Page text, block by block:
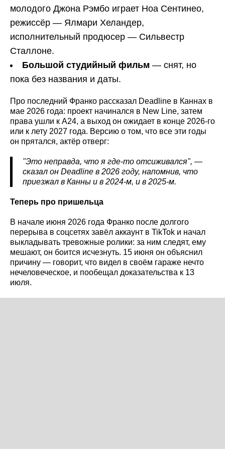
молодого Джона Рэмбо играет Ноа Сентинео,
режиссёр — Ялмари Хеландер,
исполнительный продюсер — Сильвестр
Сталлоне.
Большой студийный фильм — снят, но
пока без названия и даты.
Про последний Франко рассказал Deadline в Каннах в
мае 2026 года: проект начинался в New Line, затем
права ушли к A24, а выход он ожидает в конце 2026-го
или к лету 2027 года. Версию о том, что все эти годы
он прятался, актёр отверг:
"Это неправда, что я где-то отсиживался", —
сказал он Deadline в 2026 году, напомнив, что
приезжал в Канны и в 2024-м, и в 2025-м.
Теперь про пришельца
В начале июня 2026 года Франко после долгого
перерыва в соцсетях завёл аккаунт в TikTok и начал
выкладывать тревожные ролики: за ним следят, ему
мешают, он боится исчезнуть. 15 июня он объяснил
причину — говорит, что видел в своём гараже нечто
нечеловеческое, и пообещал доказательства к 13
июля.